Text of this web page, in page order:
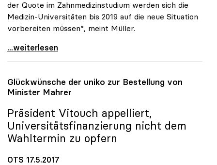
der Quote im Zahnmedizinstudium werden sich die
Medizin-Universitäten bis 2019 auf die neue Situation
vorbereiten müssen“, meint Müller.
uniko begrüsst Entscheidung der EU-Kommission zu
...weiterlesen
Glückwünsche der uniko zur Bestellung von
Minister Mahrer
Präsident Vitouch appelliert,
Universitätsfinanzierung nicht dem
Wahltermin zu opfern
OTS 17.5.2017